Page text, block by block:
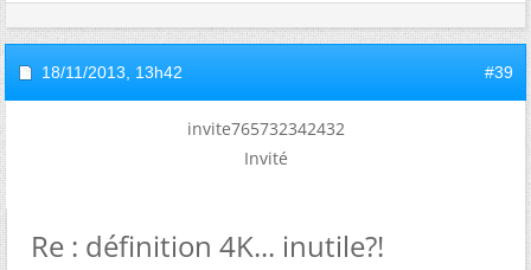
18/11/2013, 13h42 #39
invite765732342432
Invité
Re : définition 4K... inutile?!